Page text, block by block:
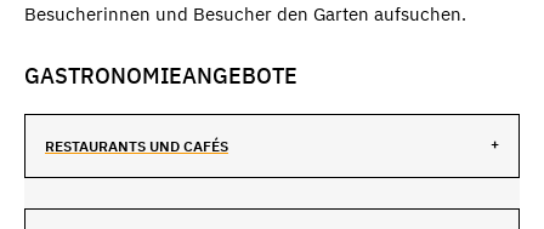
Besucherinnen und Besucher den Garten aufsuchen.
GASTRONOMIEANGEBOTE
RESTAURANTS UND CAFÉS